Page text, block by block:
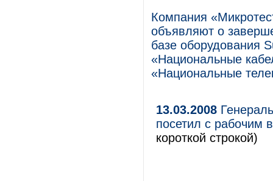
Компания
объявляют о
базе оборудования
«Национальные
«Национальные
13.03.2008
посетил с рабочим
короткой строкой)